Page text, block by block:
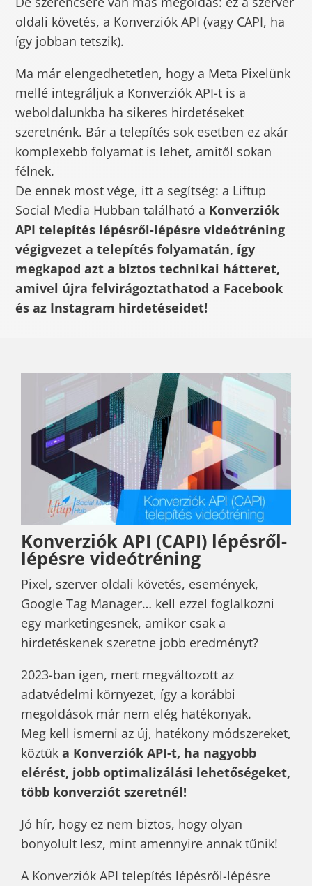
oldali követés, a Konverziók API (vagy CAPI, ha
így jobban tetszik).
Ma már elengedhetetlen, hogy a Meta Pixelünk
mellé integráljuk a Konverziók API-t is a
weboldalunkba ha sikeres hirdetéseket
szeretnénk. Bár a telepítés sok esetben ez akár
komplexebb folyamat is lehet, amitől sokan
félnek.
De ennek most vége, itt a segítség: a Liftup
Social Media Hubban található a Konverziók
API telepítés lépésről-lépésre videótréning
végigvezet a telepítés folyamatán, így
megkapod azt a biztos technikai hátteret,
amivel újra felvirágoztathatod a Facebook
és az Instagram hirdetéseidet!
Konverziók API (CAPI) lépésről-
lépésre videótréning
Pixel, szerver oldali követés, események,
Google Tag Manager… kell ezzel foglalkozni
egy marketingesnek, amikor csak a
hirdetéskenek szeretne jobb eredményt?
2023-ban igen, mert megváltozott az
adatvédelmi környezet, így a korábbi
megoldások már nem elég hatékonyak.
Meg kell ismerni az új, hatékony módszereket,
köztük a Konverziók API-t, ha nagyobb
elérést, jobb optimalizálási lehetőségeket,
több konverziót szeretnél!
Jó hír, hogy ez nem biztos, hogy olyan
bonyolult lesz, mint amennyire annak tűnik!
A Konverziók API telepítés lépésről-lépésre